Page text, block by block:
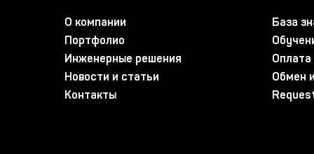
О компании
Портфолио
Инженерные решения
Новости и статьи
Контакты
База
Оплата
Обмен